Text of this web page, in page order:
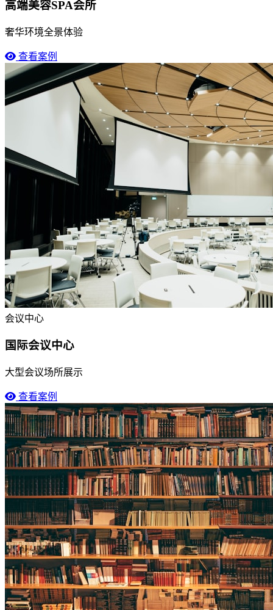
高端美容SPA会所
奢华环境全景体验
查看案例
会议中心
国际会议中心
大型会议场所展示
查看案例